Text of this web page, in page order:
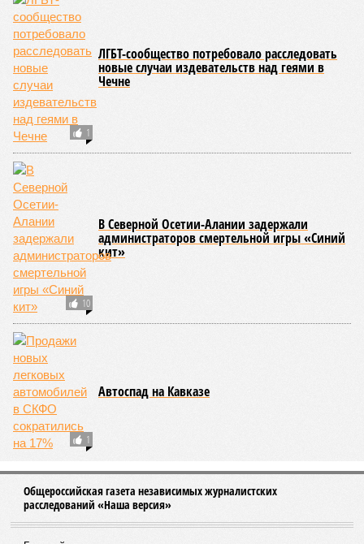
готовятся к запуску
первого
05/08
Ставрополье вошло в топ-10 регионов России по
турпотоку в первой половине 2026 года
05/08
Более трети автомобилистов Северного Кавказа
стали реже пользоваться машиной
04/08
В Северной Осетии задержали мужчину за стрельбу
на базе отдыха
04/08
Школьный набор на Ставрополье подорожал до 19,3
тысячи рублей
04/08
В Дагестане нашли почти 3,9 тысячи земельных
ЕЩЕ НОВОСТИ
Новости smi2.ru
ЕЩЕ ИЗ РАЗДЕЛА «ВЛАСТЬ»